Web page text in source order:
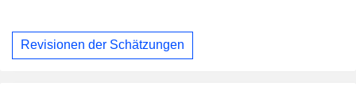
Revisionen der Schätzungen